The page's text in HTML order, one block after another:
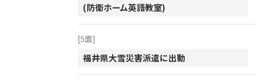
(防衛ホーム英語教室)
[5面]
福井県大雪災害派遣に出動